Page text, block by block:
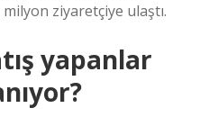
ziyaretçiye ulaştı.
yapanlar